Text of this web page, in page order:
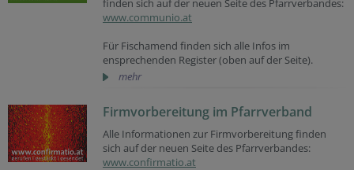
finden sich auf der neuen Seite des Pfarrverbandes:
www.communio.at
Für Fischamend finden sich alle Infos im
ensprechenden Register (oben auf der Seite).
mehr
Firmvorbereitung im Pfarrverband
Alle Informationen zur Firmvorbereitung finden
sich auf der neuen Seite des Pfarrverbandes:
www.confirmatio.at